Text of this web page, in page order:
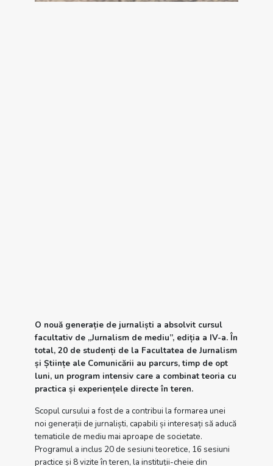
O nouă generație de jurnaliști a absolvit cursul
facultativ de „Jurnalism de mediu”, ediția a IV-a. În
total, 20 de studenți de la Facultatea de Jurnalism
și Științe ale Comunicării au parcurs, timp de opt
luni, un program intensiv care a combinat teoria cu
practica și experiențele directe în teren.
Scopul cursului a fost de a contribui la formarea unei
noi generații de jurnaliști, capabili și interesați să aducă
tematicile de mediu mai aproape de societate.
Programul a inclus 20 de sesiuni teoretice, 16 sesiuni
practice și 8 vizite în teren, la instituții-cheie din